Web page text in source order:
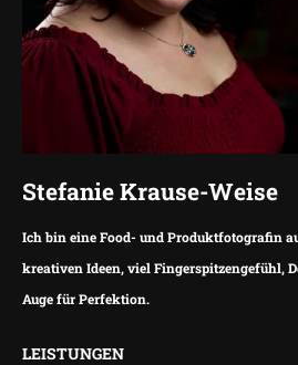
Stefanie Krause-Weise
Ich bin eine Food- und Produktfotografin
kreativen Ideen, viel Fingerspitzengefühl,
Auge für Perfektion.
LEISTUNGEN